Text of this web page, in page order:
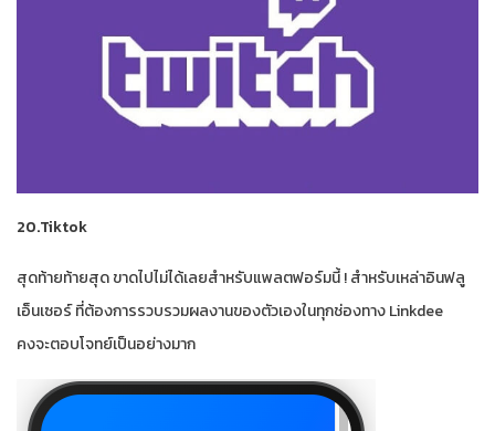
20.Tiktok
สุดท้ายท้ายสุด ขาดไปไม่ได้เลยสำหรับแพลตฟอร์มนี้ ! สำหรับเหล่าอินฟลู
เอ็นเซอร์ ที่ต้องการรวบรวมผลงานของตัวเองในทุกช่องทาง Linkdee
คงจะตอบโจทย์เป็นอย่างมาก